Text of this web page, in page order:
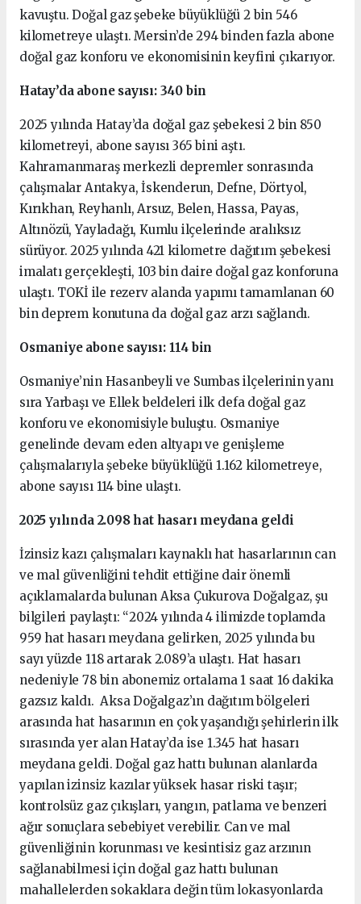
kavuştu. Doğal gaz şebeke büyüklüğü 2 bin 546
kilometreye ulaştı. Mersin’de 294 binden fazla abone
doğal gaz konforu ve ekonomisinin keyfini çıkarıyor.
Hatay’da abone sayısı: 340 bin
2025 yılında Hatay’da doğal gaz şebekesi 2 bin 850
kilometreyi, abone sayısı 365 bini aştı.
Kahramanmaraş merkezli depremler sonrasında
çalışmalar Antakya, İskenderun, Defne, Dörtyol,
Kırıkhan, Reyhanlı, Arsuz, Belen, Hassa, Payas,
Altınözü, Yayladağı, Kumlu ilçelerinde aralıksız
sürüyor. 2025 yılında 421 kilometre dağıtım şebekesi
imalatı gerçekleşti, 103 bin daire doğal gaz konforuna
ulaştı. TOKİ ile rezerv alanda yapımı tamamlanan 60
bin deprem konutuna da doğal gaz arzı sağlandı.
Osmaniye abone sayısı: 114 bin
Osmaniye’nin Hasanbeyli ve Sumbas ilçelerinin yanı
sıra Yarbaşı ve Ellek beldeleri ilk defa doğal gaz
konforu ve ekonomisiyle buluştu. Osmaniye
genelinde devam eden altyapı ve genişleme
çalışmalarıyla şebeke büyüklüğü 1.162 kilometreye,
abone sayısı 114 bine ulaştı.
2025 yılında 2.098 hat hasarı meydana geldi
İzinsiz kazı çalışmaları kaynaklı hat hasarlarının can
ve mal güvenliğini tehdit ettiğine dair önemli
açıklamalarda bulunan Aksa Çukurova Doğalgaz, şu
bilgileri paylaştı: “2024 yılında 4 ilimizde toplamda
959 hat hasarı meydana gelirken, 2025 yılında bu
sayı yüzde 118 artarak 2.089’a ulaştı. Hat hasarı
nedeniyle 78 bin abonemiz ortalama 1 saat 16 dakika
gazsız kaldı. Aksa Doğalgaz’ın dağıtım bölgeleri
arasında hat hasarının en çok yaşandığı şehirlerin ilk
sırasında yer alan Hatay’da ise 1.345 hat hasarı
meydana geldi. Doğal gaz hattı bulunan alanlarda
yapılan izinsiz kazılar yüksek hasar riski taşır;
kontrolsüz gaz çıkışları, yangın, patlama ve benzeri
ağır sonuçlara sebebiyet verebilir. Can ve mal
güvenliğinin korunması ve kesintisiz gaz arzının
sağlanabilmesi için doğal gaz hattı bulunan
mahallelerden sokaklara değin tüm lokasyonlarda